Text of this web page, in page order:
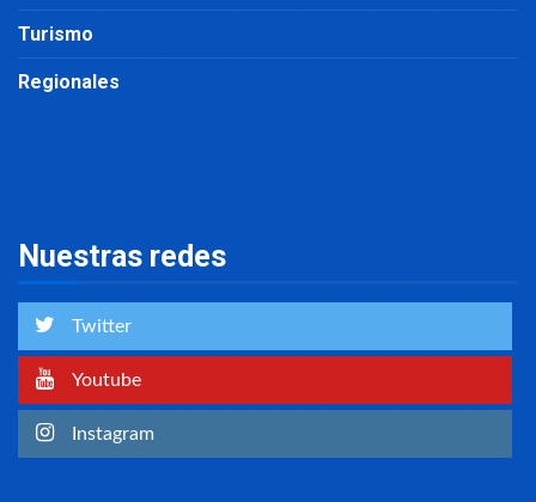
Turismo
Regionales
Nuestras redes
Twitter
Youtube
Instagram